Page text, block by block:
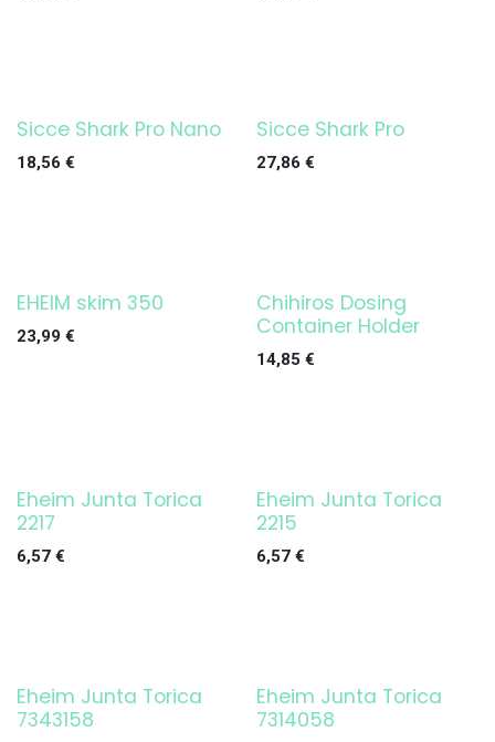
¡OFERTA!
Sicce Shark Pro Nano
18,56 € ¡OFERTA!
Sicce Shark Pro
27,86 €
¡OFERTA!
EHEIM skim 350
23,99 € ¡OFERTA!
Chihiros Dosing
Container Holder
14,85 €
Eheim Junta Torica
2217
6,57 €
Eheim Junta Torica
2215
6,57€
Eheim Junta Torica
7343158
Eheim Junta Torica
7314058